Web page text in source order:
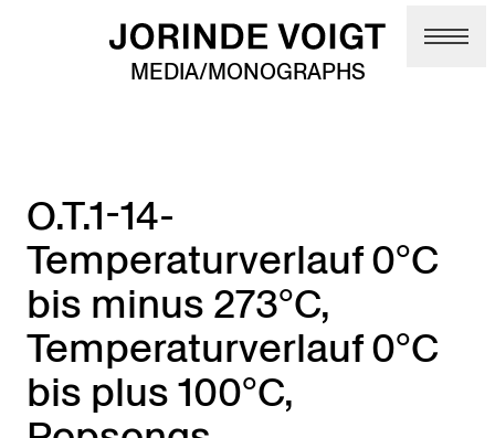
Skip to main content
MEDIA/MONOGRAPHS
O.T.1-14-
Temperaturverlauf 0°C
bis minus 273°C,
Temperaturverlauf 0°C
bis plus 100°C,